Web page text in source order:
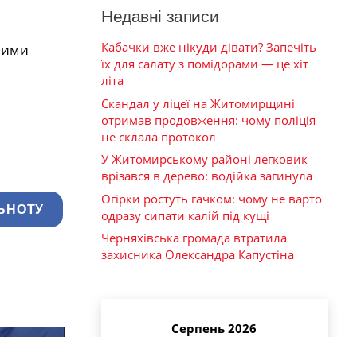
Недавні записи
Кабачки вже нікуди дівати? Запечіть
їх для салату з помідорами — це хіт
літа
Скандал у ліцеї на Житомирщині
отримав продовження: чому поліція
не склала протокол
У Житомирському районі легковик
врізався в дерево: водійка загинула
Огірки ростуть гачком: чому не варто
одразу сипати калій під кущі
Черняхівська громада втратила
захисника Олександра Капустіна
Серпень 2026